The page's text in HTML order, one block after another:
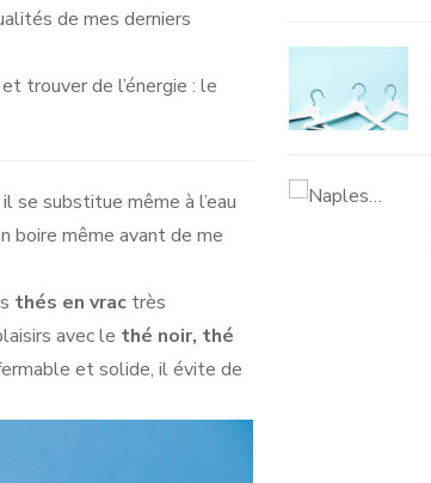
de mes derniers
trouver de l’énergie : le
se substitue même à l’eau
boire même avant de me
thés en vrac très
avec le thé noir, thé
et solide, il évite de